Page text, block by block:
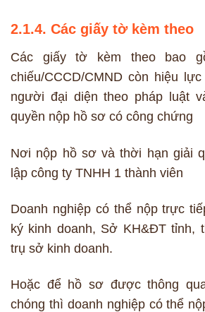
2.1.4. Các giấy tờ kèm theo
Các giấy tờ kèm theo bao
chiếu/CCCD/CMND còn hiệu
người đại diện theo pháp luật
quyền nộp hồ sơ có công chứng
Nơi nộp hồ sơ và thời hạn giải
lập công ty TNHH 1 thành viên
Doanh nghiệp có thể nộp trực
ký kinh doanh, Sở KH&ĐT tỉnh,
trụ sở kinh doanh.
Hoặc để hồ sơ được thông
chóng thì doanh nghiệp có thể